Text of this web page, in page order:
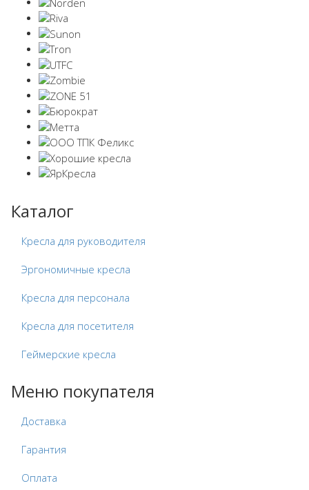
Каталог
Кресла для руководителя
Эргономичные кресла
Кресла для персонала
Кресла для посетителя
Геймерские кресла
Меню покупателя
Доставка
Гарантия
Оплата